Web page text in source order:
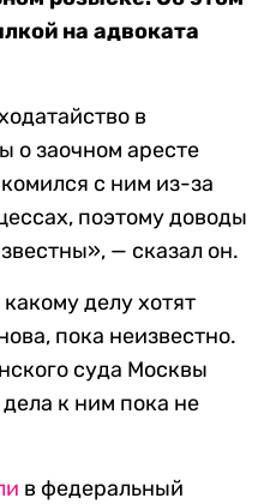
на адвоката
в
о заочном аресте
с ним из-за
поэтому доводы
— сказал он.
делу хотят
пока неизвестно.
суда Москвы
к ним пока не
в федеральный